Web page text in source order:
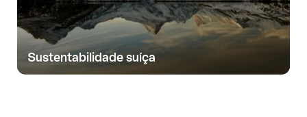
Sustentabilidade suíça